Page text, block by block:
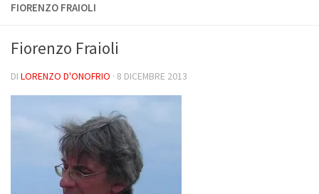
FIORENZO FRAIOLI
Fiorenzo Fraioli
DI LORENZO D'ONOFRIO · 8 DICEMBRE 2013